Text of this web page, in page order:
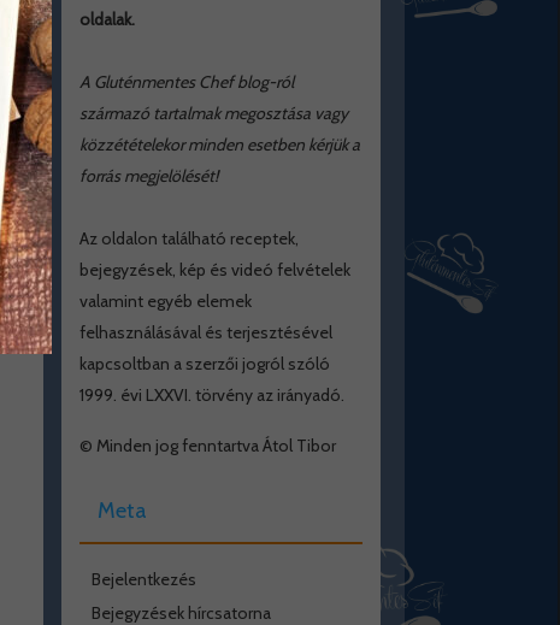
oldalak.
A Gluténmentes Chef blog-ról
származó tartalmak megosztása vagy
közzétételekor minden esetben kérjük a
forrás megjelölését!
Az oldalon található receptek,
bejegyzések, kép és videó felvételek
valamint egyéb elemek
felhasználásával és terjesztésével
kapcsoltban a szerzői jogról szóló
1999. évi LXXVI. törvény az irányadó.
© Minden jog fenntartva Átol Tibor
Meta
Bejelentkezés
Bejegyzések hírcsatorna